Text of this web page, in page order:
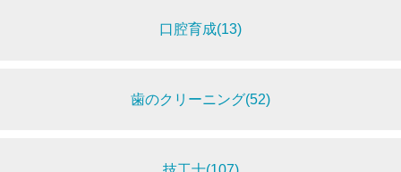
口腔育成(13)
歯のクリーニング(52)